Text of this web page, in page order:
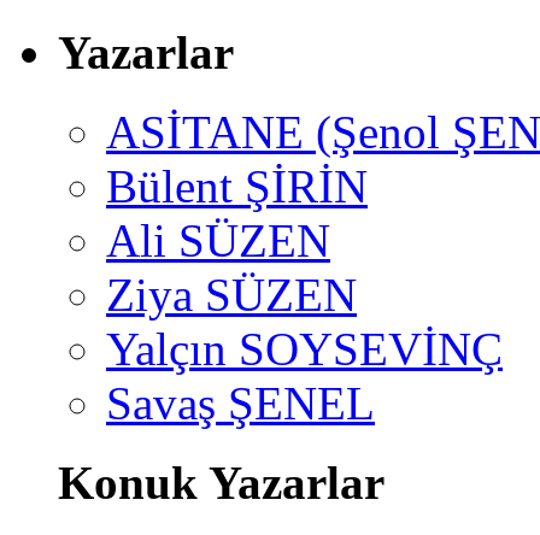
Yazarlar
ASİTANE (Şenol
Bülent ŞİRİN
Ali SÜZEN
Ziya SÜZEN
Yalçın SOYSEVİNÇ
Savaş ŞENEL
Konuk Yazarlar